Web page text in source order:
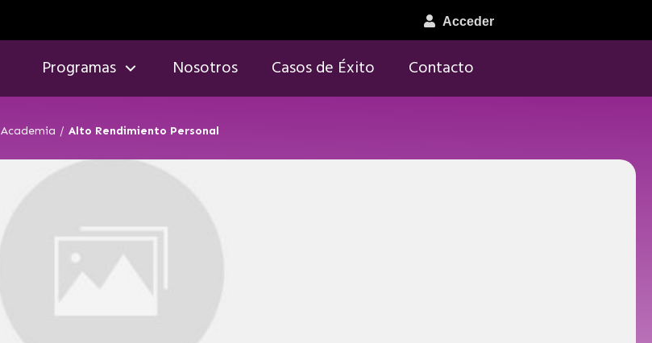
Acceder
Programas Nosotros Casos de Éxito Contacto
Academia / Alto Rendimiento Personal